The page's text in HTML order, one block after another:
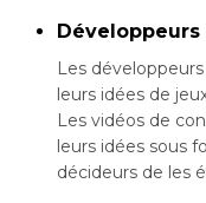
Les
leurs idées de
Les vidéos de
leurs idées sous
décideurs de les